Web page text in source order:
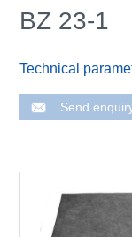
BZ 23-1
Technical
Send